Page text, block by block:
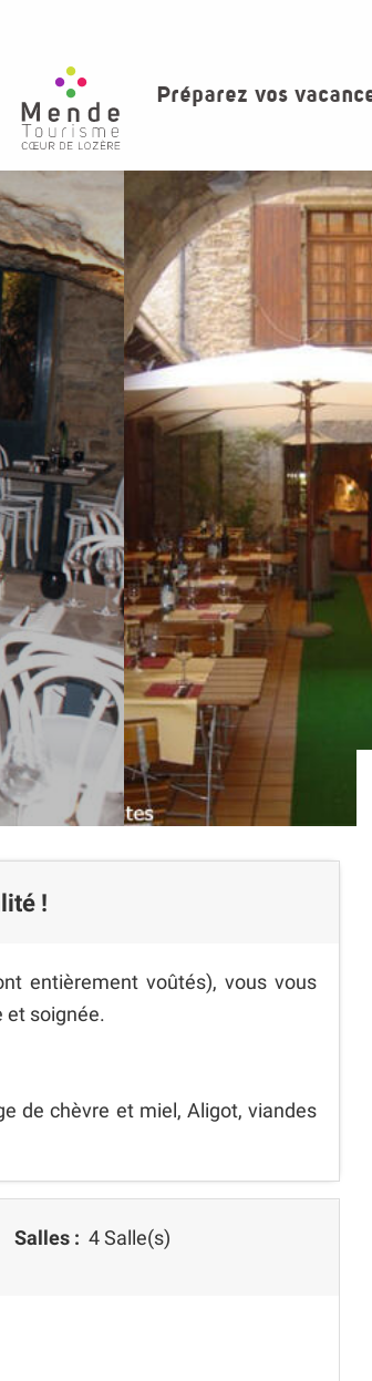
Préparez vos
!
entièrement voûtés), vous vous
et soignée.
de chèvre et miel, Aligot, viandes
Salles : 4 Salle(s)